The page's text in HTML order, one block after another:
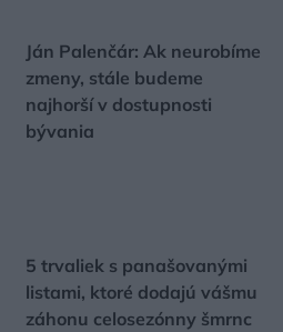
Ján Palenčár: Ak neurobíme
zmeny, stále budeme
najhorší v dostupnosti
bývania
5 trvaliek s panašovanými
listami, ktoré dodajú vášmu
záhonu celosezónny šmrnc